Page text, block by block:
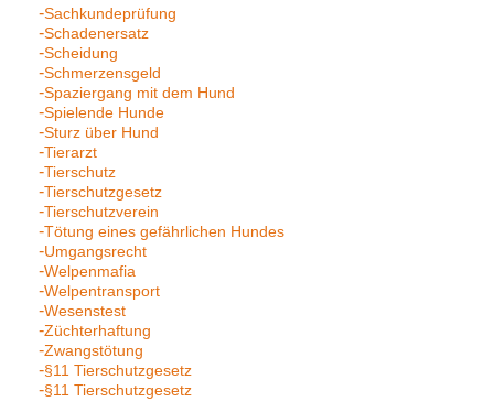
Sachkundeprüfung
Schadenersatz
Scheidung
Schmerzensgeld
Spaziergang mit dem Hund
Spielende Hunde
Sturz über Hund
Tierarzt
Tierschutz
Tierschutzgesetz
Tierschutzverein
Tötung eines gefährlichen Hundes
Umgangsrecht
Welpenmafia
Welpentransport
Wesenstest
Züchterhaftung
Zwangstötung
§11 Tierschutzgesetz
§11 Tierschutzgesetz